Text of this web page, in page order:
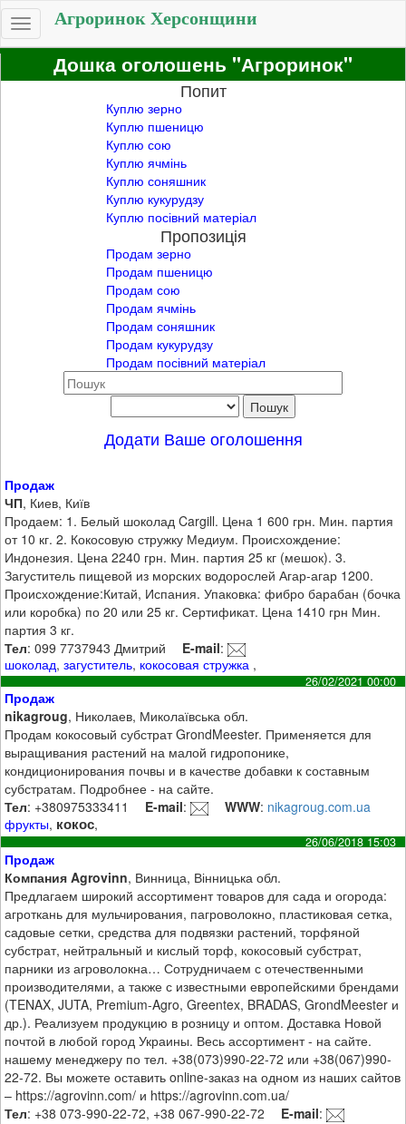
Toggle
navigation
Агроринок Херсонщини
Дошка оголошень "Агроринок"
Попит
Куплю зерно
Куплю пшеницю
Куплю сою
Куплю ячмінь
Куплю соняшник
Куплю кукурудзу
Куплю посівний матеріал
Пропозиція
Продам зерно
Продам пшеницю
Продам сою
Продам ячмінь
Продам соняшник
Продам кукурудзу
Продам посівний матеріал
Додати Ваше оголошення
Продаж
ЧП, Киев, Київ
Продаем: 1. Белый шоколад Cargill. Цена 1 600 грн. Мин. партия
от 10 кг. 2. Кокосовую стружку Медиум. Происхождение:
Индонезия. Цена 2240 грн. Мин. партия 25 кг (мешок). 3.
Загуститель пищевой из морских водорослей Агар-агар 1200.
Происхождение:Китай, Испания. Упаковка: фибро барабан (бочка
или коробка) по 20 или 25 кг. Сертификат. Цена 1410 грн Мин.
партия 3 кг.
Тел: 099 7737943 Дмитрий E-mail:
шоколад,загуститель, кокосовая стружка ,
26/02/2021 00:00
Продаж
nikagroug, Николаев, Миколаївська обл.
Продам кокосовый субстрат GrondMeester. Применяется для
выращивания растений на малой гидропонике,
кондиционирования почвы и в качестве добавки к составным
субстратам. Подробнее - на сайте.
Тел: +380975333411 E-mail: WWW: nikagroug.com.ua
фрукты, кокос,
26/06/2018 15:03
Продаж
Компания Agrovinn, Винница, Вінницька обл.
Предлагаем широкий ассортимент товаров для сада и огорода:
агроткань для мульчирования, пагроволокно, пластиковая сетка,
садовые сетки, средства для подвязки растений, торфяной
субстрат, нейтральный и кислый торф, кокосовый субстрат,
парники из агроволокна… Сотрудничаем с отечественными
производителями, а также с известными европейскими брендами
(TENAX, JUTA, Premium-Agro, Greentex, BRADAS, GrondMeester и
др.). Реализуем продукцию в розницу и оптом. Доставка Новой
почтой в любой город Украины. Весь ассортимент - на сайте.
нашему менеджеру по тел. +38(073)990-22-72 или +38(067)990-
22-72. Вы можете оставить online-заказ на одном из наших сайтов
– https://agrovinn.com/ и https://agrovinn.com.ua/
Тел: +38 073-990-22-72, +38 067-990-22-72 E-mail: